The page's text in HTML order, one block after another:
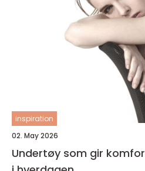
inspiration
02. May 2026
Undertøy som gir